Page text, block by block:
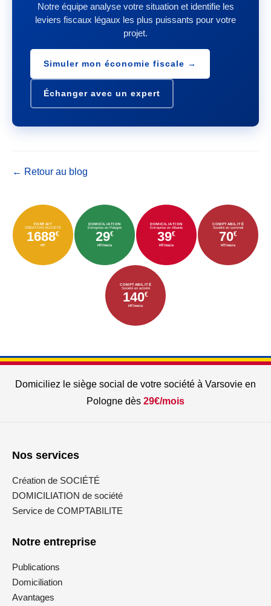
Notre équipe analyse votre situation et identifie les
leviers fiscaux légaux les plus puissants pour votre
projet.
Simuler mon économie fiscale →
Échanger avec un expert
← Retour au blog
FORFAIT
CRÉATION SOCIÉTÉ
1688€
HT
DOMICILIATION
Entreprise en Pologne
29€
HT/mois
DOMICILIATION
Entreprise en Albanie
39€
HT/mois
COMPTABILITÉ
Société en sommeil
70€
HT/mois
COMPTABILITÉ
Société en activité
140€
HT/mois
Domiciliez le siège social de votre société à Varsovie en
Pologne dès 29€/mois
Nos services
Création de SOCIÉTÉ
DOMICILIATION de société
Service de COMPTABILITE
Notre entreprise
Publications
Domiciliation
Avantages